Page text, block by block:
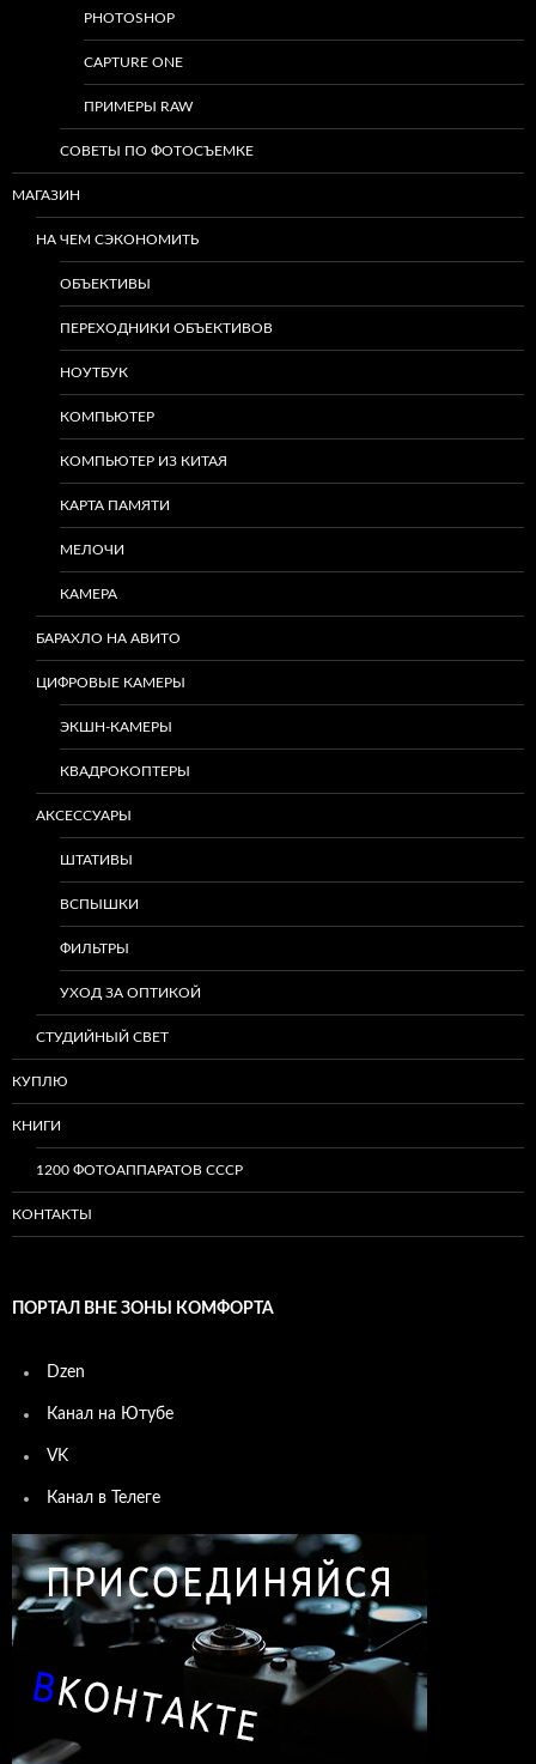
PHOTOSHOP
CAPTURE ONE
ПРИМЕРЫ RAW
СОВЕТЫ ПО ФОТОСЪЕМКЕ
МАГАЗИН
НА ЧЕМ СЭКОНОМИТЬ
ОБЪЕКТИВЫ
ПЕРЕХОДНИКИ ОБЪЕКТИВОВ
НОУТБУК
КОМПЬЮТЕР
КОМПЬЮТЕР ИЗ КИТАЯ
КАРТА ПАМЯТИ
МЕЛОЧИ
КАМЕРА
БАРАХЛО НА АВИТО
ЦИФРОВЫЕ КАМЕРЫ
ЭКШН-КАМЕРЫ
КВАДРОКОПТЕРЫ
АКСЕССУАРЫ
ШТАТИВЫ
ВСПЫШКИ
ФИЛЬТРЫ
УХОД ЗА ОПТИКОЙ
СТУДИЙНЫЙ СВЕТ
КУПЛЮ
КНИГИ
1200 ФОТОАППАРАТОВ СССР
КОНТАКТЫ
ПОРТАЛ ВНЕ ЗОНЫ КОМФОРТА
Dzen
Канал на Ютубе
VK
Канал в Телеге